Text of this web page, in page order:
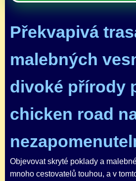
Překvapivá
malebných
divoké přírody
chicken road
Objevovat skryté poklady a
mnoho cestovatelů touhou, a v